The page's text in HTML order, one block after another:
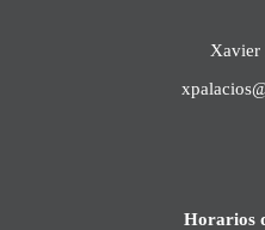
Xavier
Horarios